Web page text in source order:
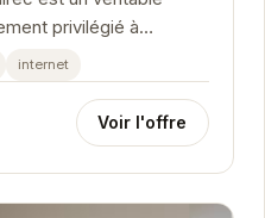
privilégié à
commerces locaux en
internet
Voir l'offre